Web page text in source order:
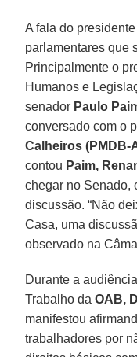
A fala do
parlamentares que
Principalmente o
Humanos e
senador Paulo
conversado com o
Calheiros (PMDB-
contou Paim,
chegar no Senado,
discussão. “Não
Casa, uma
observado na
Durante a
Trabalho daOAB,
manifestou
trabalhadores por